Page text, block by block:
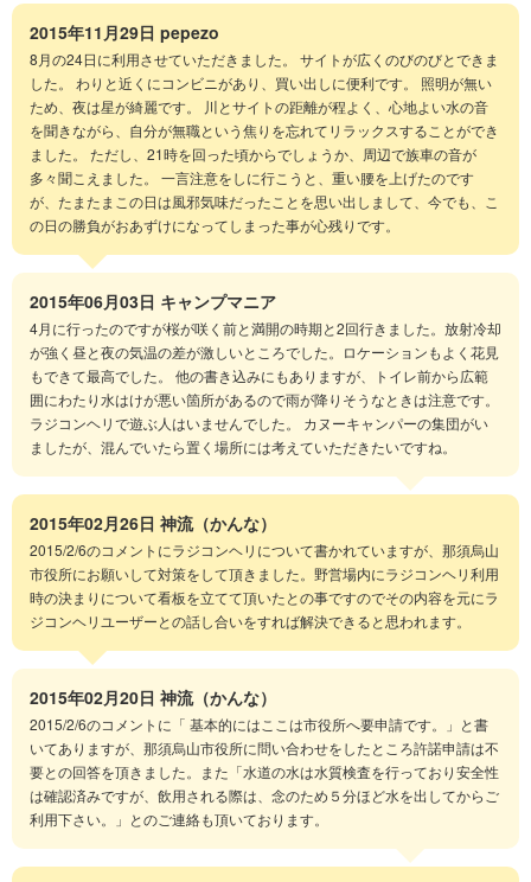
2015年11月29日 pepezo
8月の24日に利用させていただきました。 サイトが広くのびのびとできま
した。 わりと近くにコンビニがあり、買い出しに便利です。 照明が無い
ため、夜は星が綺麗です。 川とサイトの距離が程よく、心地よい水の音
を聞きながら、自分が無職という焦りを忘れてリラックスすることができ
ました。 ただし、21時を回った頃からでしょうか、周辺で族車の音が
多々聞こえました。 一言注意をしに行こうと、重い腰を上げたのです
が、たまたまこの日は風邪気味だったことを思い出しまして、今でも、こ
の日の勝負がおあずけになってしまった事が心残りです。
2015年06月03日 キャンプマニア
4月に行ったのですが桜が咲く前と満開の時期と2回行きました。放射冷却
が強く昼と夜の気温の差が激しいところでした。ロケーションもよく花見
もできて最高でした。 他の書き込みにもありますが、トイレ前から広範
囲にわたり水はけが悪い箇所があるので雨が降りそうなときは注意です。
ラジコンヘリで遊ぶ人はいませんでした。 カヌーキャンパーの集団がい
ましたが、混んでいたら置く場所には考えていただきたいですね。
2015年02月26日 神流（かんな）
2015/2/6のコメントにラジコンヘリについて書かれていますが、那須烏山
市役所にお願いして対策をして頂きました。野営場内にラジコンヘリ利用
時の決まりについて看板を立てて頂いたとの事ですのでその内容を元にラ
ジコンヘリユーザーとの話し合いをすれば解決できると思われます。
2015年02月20日 神流（かんな）
2015/2/6のコメントに「 基本的にはここは市役所へ要申請です。」と書
いてありますが、那須烏山市役所に問い合わせをしたところ許諾申請は不
要との回答を頂きました。また「水道の水は水質検査を行っており安全性
は確認済みですが、飲用される際は、念のため５分ほど水を出してからご
利用下さい。」とのご連絡も頂いております。